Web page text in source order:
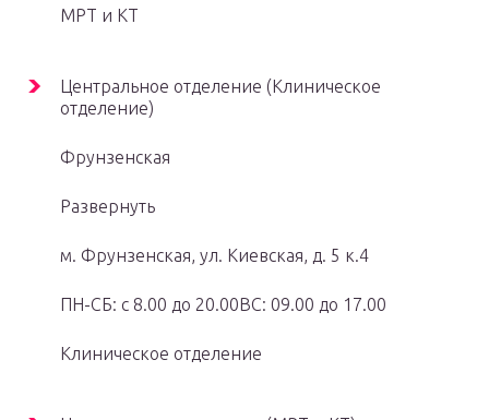
МРТ и КТ
Центральное отделение (Клиническое
отделение)
Фрунзенская
Развернуть
м. Фрунзенская, ул. Киевская, д. 5 к.4
ПН-СБ: с 8.00 до 20.00ВС: 09.00 до 17.00
Клиническое отделение